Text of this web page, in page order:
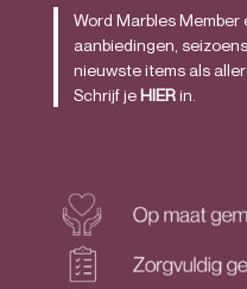
Word Marbles Member
aanbiedingen,
nieuwste items als
Schrijf jeHIERin.